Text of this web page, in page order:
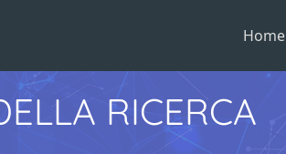
Home
RICERCA